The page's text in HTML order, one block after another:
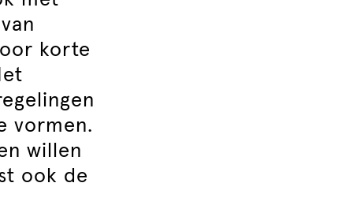
korte
vormen.
willen
ook de